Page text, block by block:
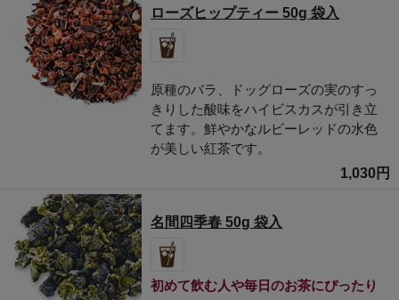
ローズヒップティー 50g 袋入
原種のバラ、ドッグローズの実のすっ
きりした酸味をハイビスカスが引き立
てます。鮮やかなルビーレッドの水色
が美しい紅茶です。
1,030円
名間四季春 50g 袋入
初めて飲む人や毎日のお茶にぴったり